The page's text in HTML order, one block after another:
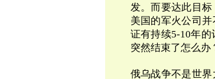
发。而要达此目
美国的军火公司
证有持续5-10年的
突然结束了怎么办
俄乌战争不是世